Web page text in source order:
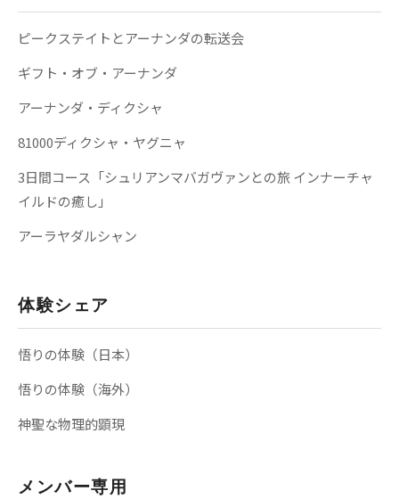
ピークステイトとアーナンダの転送会
ギフト・オブ・アーナンダ
アーナンダ・ディクシャ
81000ディクシャ・ヤグニャ
3日間コース「シュリアンマバガヴァンとの旅 インナーチャ
イルドの癒し」
アーラヤダルシャン
体験シェア
悟りの体験（日本）
悟りの体験（海外）
神聖な物理的顕現
メンバー専用